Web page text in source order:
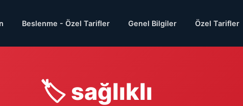
Beslenme - Özel Tarifler Genel Bilgiler Özel Tarifler
🏷️ sağlıklı